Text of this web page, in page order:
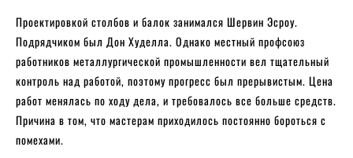
Проектировкой столбов и балок занимался Шервин Эсроу.
Подрядчиком был Дон Худелла. Однако местный профсоюз
работников металлургической промышленности вел тщательный
контроль над работой, поэтому прогресс был прерывистым. Цена
работ менялась по ходу дела, и требовалось все больше средств.
Причина в том, что мастерам приходилось постоянно бороться с
помехами.